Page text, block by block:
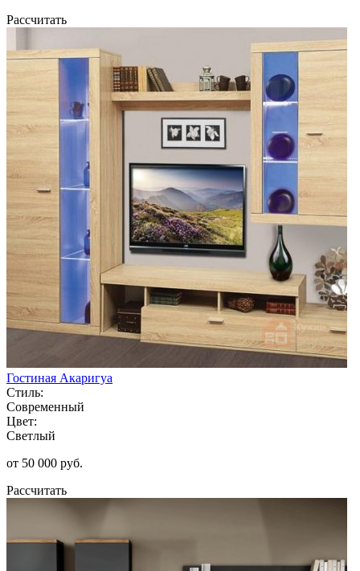
Рассчитать
Гостиная Акаригуа
Стиль:
Современный
Цвет:
Светлый
от 50 000 руб.
Рассчитать